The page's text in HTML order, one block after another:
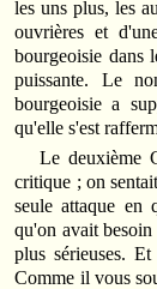
les uns plus, les
ouvrières et
bourgeoisie dans
puissante. Le
bourgeoisie a
qu'elle s'est
Le deuxième
critique ; on
seule attaque en
qu'on avait
plus sérieuses.
Comme il vous